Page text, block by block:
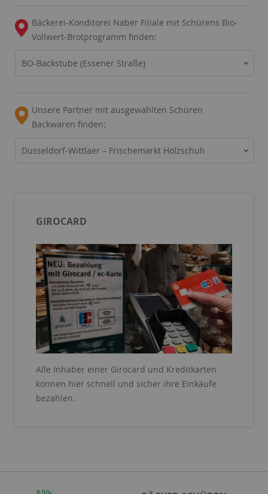
Bäckerei-Konditorei Naber Filiale mit Schürens Bio-
Vollwert-Brotprogramm finden:
BO-Backstube (Essener Straße)
Unsere Partner mit ausgewählten Schüren
Backwaren finden:
Düsseldorf-Wittlaer – Frischemarkt Holzschuh
GIROCARD
Alle Inhaber einer Girocard und Kreditkarten
können hier schnell und sicher ihre Einkäufe
bezahlen.